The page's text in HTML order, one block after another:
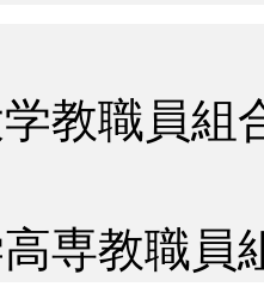
教職員
専教職員